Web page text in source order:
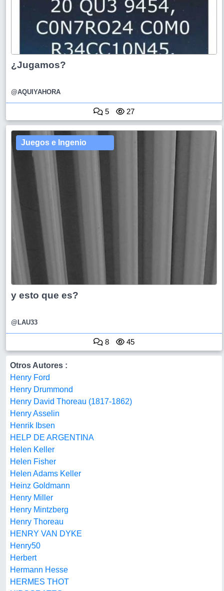
¿Jugamos?
@AQUIYAHORA
5 27
Juegos e Ingenio
y esto que es?
@LAU33
8 45
Otros Autores :
Henry Ford
Henry Drummond
Henry David Thoreau (1817-1862)
Henry Asselin
Henrik Ibsen
HELP DE ARGENTINA
Helen Keller
Helen Fisher
Helen Adams Keller
Heinz Goldmann
Henry Miller
Henry Mintzberg
Henry Thoreau
HENRY VAN DYKE
Henry50
Herbert
Hermann Hesse
HERMES THOT